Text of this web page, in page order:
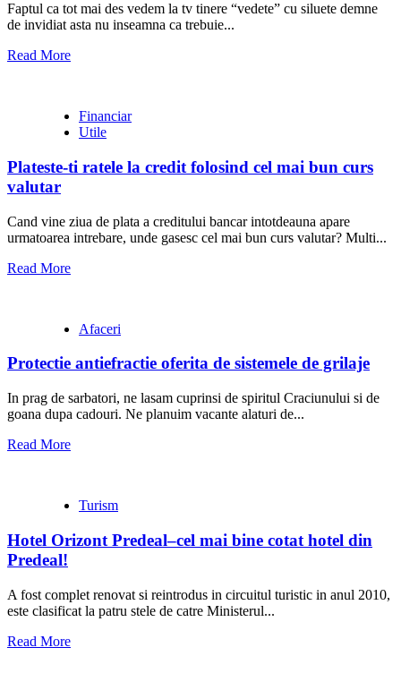
Faptul ca tot mai des vedem la tv tinere “vedete” cu siluete demne
de invidiat asta nu inseamna ca trebuie...
Read More
Financiar
Utile
Plateste-ti ratele la credit folosind cel mai bun curs
valutar
Cand vine ziua de plata a creditului bancar intotdeauna apare
urmatoarea intrebare, unde gasesc cel mai bun curs valutar? Multi...
Read More
Afaceri
Protectie antiefractie oferita de sistemele de grilaje
In prag de sarbatori, ne lasam cuprinsi de spiritul Craciunului si de
goana dupa cadouri. Ne planuim vacante alaturi de...
Read More
Turism
Hotel Orizont Predeal–cel mai bine cotat hotel din
Predeal!
A fost complet renovat si reintrodus in circuitul turistic in anul 2010,
este clasificat la patru stele de catre Ministerul...
Read More